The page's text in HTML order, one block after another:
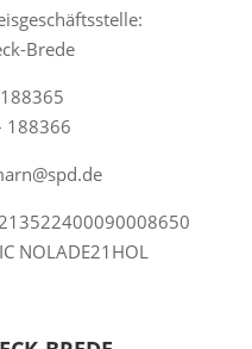
Brede
188366
NOLADE21HOL